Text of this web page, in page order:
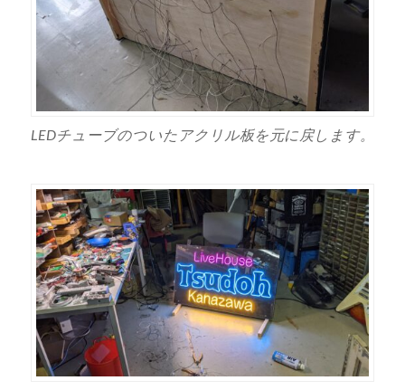
LEDチューブのついたアクリル板を元に戻します。